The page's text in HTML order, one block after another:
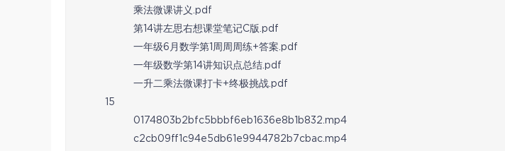
乘法微课讲义.pdf
第14讲左思右想课堂笔记C版.pdf
一年级6月数学第1周周周练+答案.pdf
一年级数学第14讲知识点总结.pdf
一升二乘法微课打卡+终极挑战.pdf
15
0174803b2bfc5bbbf6eb1636e8b1b832.mp4
c2cb09ff1c94e5db61e9944782b7cbac.mp4